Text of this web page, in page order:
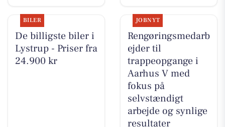
BILER
De billigste biler i
Lystrup - Priser fra
24.900 kr
JOBNYT
Rengøringsmedarb
ejder til
trappeopgange i
Aarhus V med
fokus på
selvstændigt
arbejde og synlige
resultater